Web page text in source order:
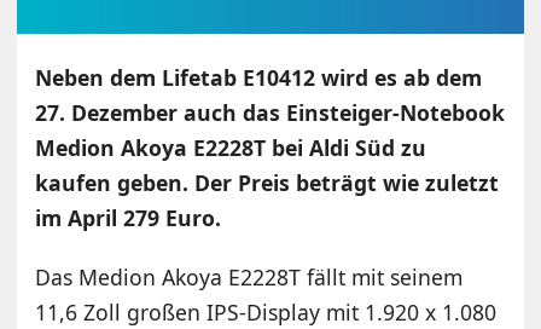
Neben dem Lifetab E10412 wird es ab dem
27. Dezember auch das Einsteiger-Notebook
Medion Akoya E2228T bei Aldi Süd zu
kaufen geben. Der Preis beträgt wie zuletzt
im April 279 Euro.
Das Medion Akoya E2228T fällt mit seinem
11,6 Zoll großen IPS-Display mit 1.920 x 1.080